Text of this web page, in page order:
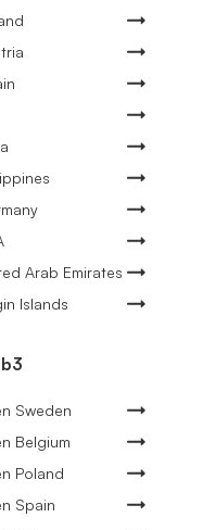
Arab Emirates
Islands
Sweden
Belgium
Poland
Spain